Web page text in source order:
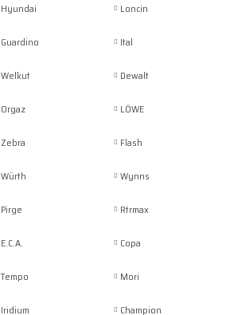
Hyundai Loncin
Guardino Ital
Welkut Dewalt
Orgaz LÖWE
Zebra Flash
Würth Wynns
Pirge Rtrmax
E.C.A. Copa
Tempo Mori
Iridium Champion